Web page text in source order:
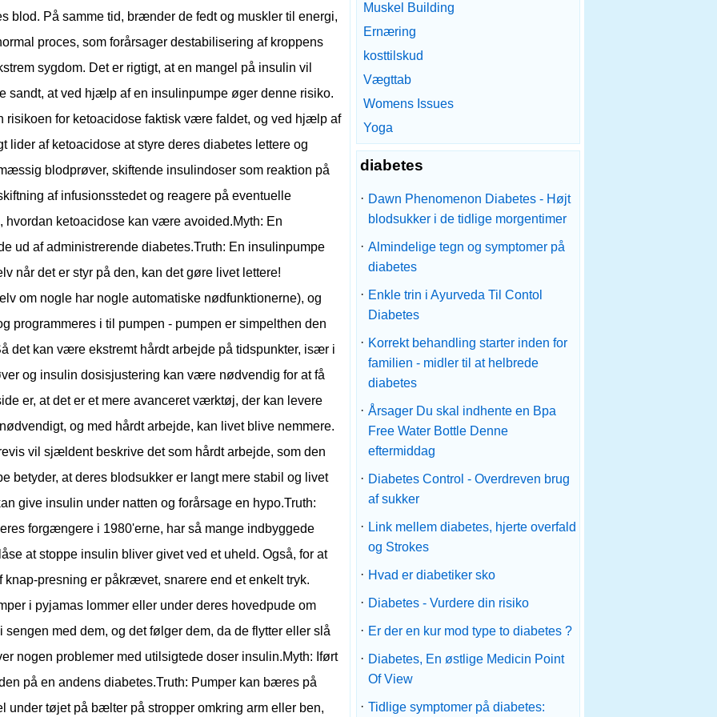
blod. På samme tid, brænder de fedt og muskler til energi,
proces, som forårsager destabilisering af kroppens
sygdom. Det er rigtigt, at en mangel på insulin vil
sandt, at ved hjælp af en insulinpumpe øger denne risiko.
risikoen for ketoacidose faktisk være faldet, og ved hjælp af
af ketoacidose at styre deres diabetes lettere og
blodprøver, skiftende insulindoser som reaktion på
af infusionsstedet og reagere på eventuelle
hvordan ketoacidose kan være avoided.Myth: En
ud af administrerende diabetes.Truth: En insulinpumpe
når det er styr på den, kan det gøre livet lettere!
om nogle har nogle automatiske nødfunktionerne), og
programmeres i til pumpen - pumpen er simpelthen den
det kan være ekstremt hårdt arbejde på tidspunkter, især i
og insulin dosisjustering kan være nødvendig for at få
er, at det er et mere avanceret værktøj, der kan levere
og med hårdt arbejde, kan livet blive nemmere.
vil sjældent beskrive det som hårdt arbejde, som den
betyder, at deres blodsukker er langt mere stabil og livet
give insulin under natten og forårsage en hypo.Truth:
forgængere i 1980'erne, har så mange indbyggede
at stoppe insulin bliver givet ved et uheld. Også, for at
presning er påkrævet, snarere end et enkelt tryk.
i pyjamas lommer eller under deres hovedpude om
med dem, og det følger dem, da de flytter eller slå
nogen problemer med utilsigtede doser insulin.Myth: Iført
på en andens diabetes.Truth: Pumper kan bæres på
under tøjet på bælter på stropper omkring arm eller ben,
Muskel Building
Ernæring
kosttilskud
Vægttab
Womens Issues
Yoga
diabetes
· Dawn Phenomenon Diabetes - Højt
blodsukker i de tidlige morgentimer
· Almindelige tegn og symptomer på
diabetes
· Enkle trin i Ayurveda Til Contol
Diabetes
· Korrekt behandling starter inden for
familien - midler til at helbrede
diabetes
· Årsager Du skal indhente en Bpa
Free Water Bottle Denne
eftermiddag
· Diabetes Control - Overdreven brug
af sukker
· Link mellem diabetes, hjerte overfald
og Strokes
· Hvad er diabetiker sko
· Diabetes - Vurdere din risiko
· Er der en kur mod type to diabetes ?
· Diabetes, En østlige Medicin Point
Of View
· Tidlige symptomer på diabetes: